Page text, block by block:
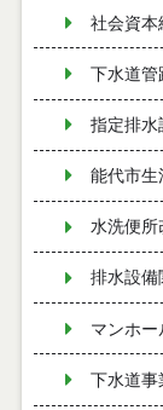
社会資本
下水道管
指定排水
能代市生
水洗便所
排水設備
マンホー
下水道事